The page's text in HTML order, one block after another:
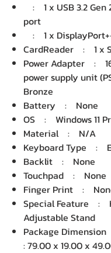
: 1 x USB 3.2 Gen
port
: 1 x
CardReader : 1 x
Power Adapter :
power supply unit
Bronze
Battery : None
OS : Windows 11
Material : N/A
Keyboard Type :
Backlit : None
Touchpad : None
Finger Print :
Special Feature :
Adjustable Stand
Package
: 79.00 x 19.00 x